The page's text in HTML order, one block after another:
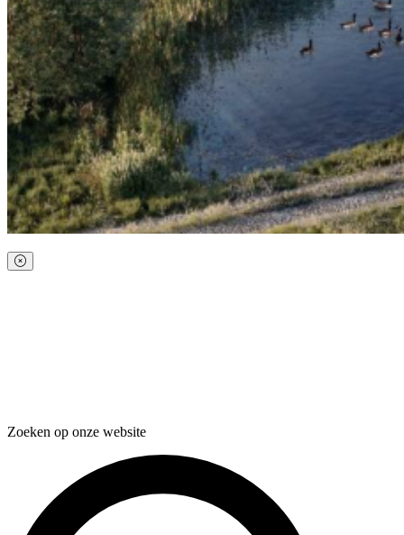
Zoeken op onze website